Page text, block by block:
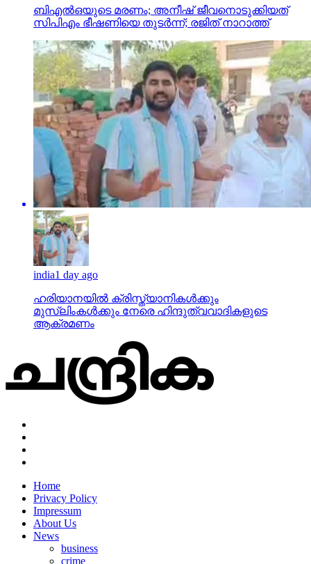
ബിഎല്‍ഒയുടെ മരണം; അനീഷ് ജീവനൊടുക്കിയത്
സിപിഎം ഭീഷണിയെ തുടര്‍ന്ന്; രജിത് നാറാത്ത്
india1 day ago
ഹരിയാനയില്‍ ക്രിസ്ത്യാനികള്‍ക്കും
മുസ്‌ലിംകള്‍ക്കും നേരെ ഹിന്ദുത്വവാദികളുടെ
ആക്രമണം
Home
Privacy Policy
Impressum
About Us
News
business
crime